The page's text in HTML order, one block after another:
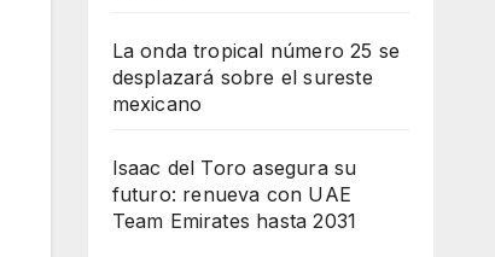
La onda tropical número 25 se
desplazará sobre el sureste
mexicano
Isaac del Toro asegura su
futuro: renueva con UAE
Team Emirates hasta 2031